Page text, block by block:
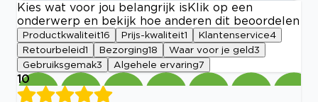
Kies wat voor jou belangrijk is Klik op een
onderwerp en bekijk hoe anderen dit beoordelen
Productkwaliteit16 Prijs-kwaliteit1 Klantenservice4
Retourbeleid1 Bezorging18 Waar voor je geld3
Gebruiksgemak3 Algehele ervaring7
10